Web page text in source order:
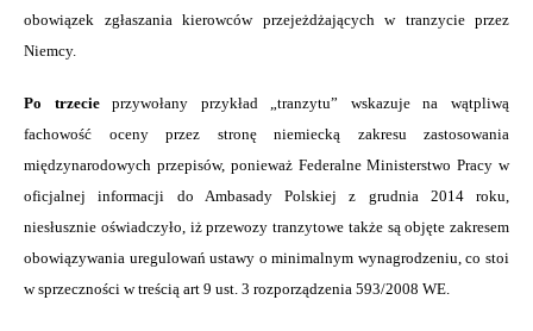
obowiązek zgłaszania kierowców przejeżdżających w tranzycie przez
Niemcy.
Po trzecieprzywołany przykład „tranzytu” wskazuje na wątpliwą
fachowość oceny przez stronę niemiecką zakresu zastosowania
międzynarodowych przepisów, ponieważ Federalne Ministerstwo Pracy w
oficjalnej informacji do Ambasady Polskiej z grudnia 2014 roku,
niesłusznie oświadczyło, iż przewozy tranzytowe także są objęte zakresem
obowiązywania uregulowań ustawy o minimalnym wynagrodzeniu, co stoi
w sprzeczności w treścią art 9 ust. 3 rozporządzenia 593/2008 WE.